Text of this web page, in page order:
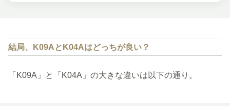
結局、K09AとK04Aはどっちが良い？
「K09A」と「K04A」の大きな違いは以下の通り。